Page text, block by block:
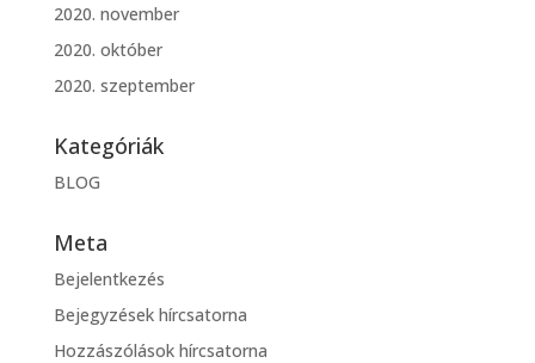
2020. november
2020. október
2020. szeptember
Kategóriák
BLOG
Meta
Bejelentkezés
Bejegyzések hírcsatorna
Hozzászólások hírcsatorna